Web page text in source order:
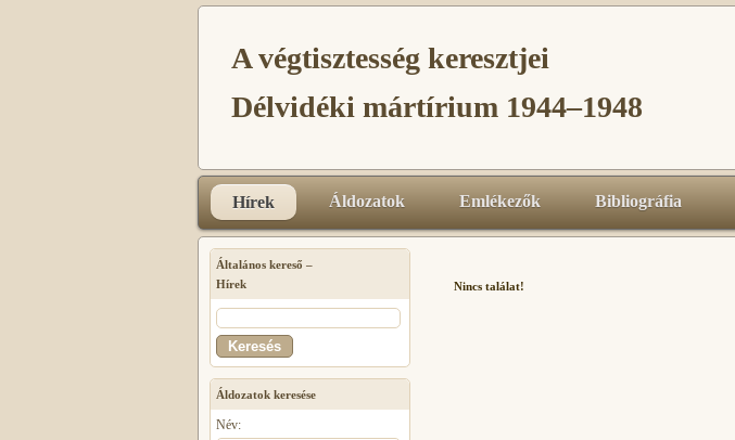
A végtisztesség keresztjei
Délvidéki mártírium 1944–1948
Hírek Áldozatok Emlékezők Bibliográfia
Általános kereső –
Hírek
Áldozatok keresése
Név:
Nincs találat!